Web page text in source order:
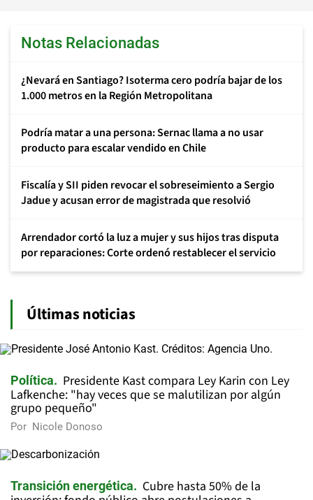
Notas Relacionadas
¿Nevará en Santiago? Isoterma cero podría bajar de los
1.000 metros en la Región Metropolitana
Podría matar a una persona: Sernac llama a no usar
producto para escalar vendido en Chile
Fiscalía y SII piden revocar el sobreseimiento a Sergio
Jadue y acusan error de magistrada que resolvió
Arrendador cortó la luz a mujer y sus hijos tras disputa
por reparaciones: Corte ordenó restablecer el servicio
Últimas noticias
Política
Presidente Kast compara Ley Karin con Ley
Lafkenche: "hay veces que se malutilizan por algún
grupo pequeño"
Por Nicole Donoso
Transición energética
Cubre hasta 50% de la